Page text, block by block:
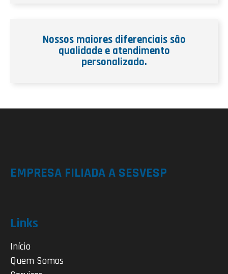
Nossos maiores diferenciais são
qualidade e atendimento
personalizado.
EMPRESA FILIADA A SESVESP
Links
Início
Quem Somos